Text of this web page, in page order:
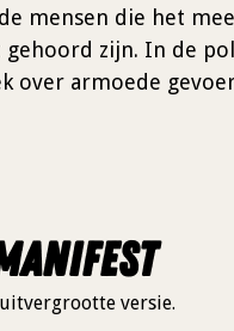
mensen die het
zijn. In de
over armoede
versie.